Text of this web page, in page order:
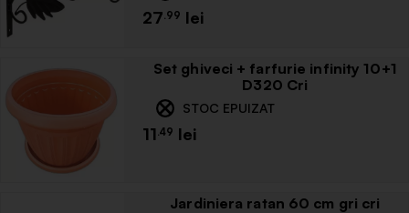
27.99
Set ghiveci + farfurie infinity 10+1
D320 Cri
STOC EPUIZAT
11.49
Jardiniera ratan 60 cm gri cri